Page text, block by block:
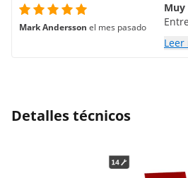
Mark Andersson el mes pasado
Muy
Leer
Detalles técnicos